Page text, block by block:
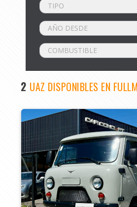
2 UAZ DISPONIBLES EN